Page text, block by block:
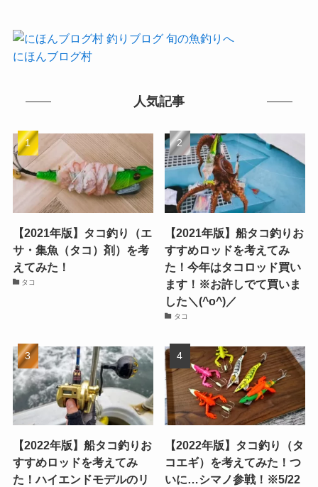
にほんブログ村
人気記事
【2021年版】タコ釣り（エ
サ・集魚（タコ）剤）を考
えてみた！
タコ
【2021年版】船タコ釣りお
すすめロッドを考えてみ
た！今年はタコロッド買い
ます！※お許しでて買いま
した＼(^o^)／
タコ
【2022年版】船タコ釣りお
すすめロッドを考えてみ
た！ハイエンドモデルのリ
【2022年版】タコ釣り（タ
コエギ）を考えてみた！つ
いに…シマノ参戦！※5/22